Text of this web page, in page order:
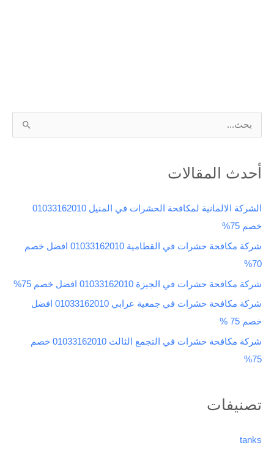
ب
ح
:
أحدث المقالات
الشركة الالمانية لمكافحة الحشرات في المنيل 01033162010
خصم 75%
شركة مكافحة حشرات في القطامية 01033162010 افضل خصم
70%
شركة مكافحة حشرات في الجيزة 01033162010 افضل خصم 75%
شركة مكافحة حشرات في جمعية عرابي 01033162010 افضل
خصم 75 %
شركة مكافحة حشرات في التجمع الثالث 01033162010 خصم
75%
تصنيفات
tanks